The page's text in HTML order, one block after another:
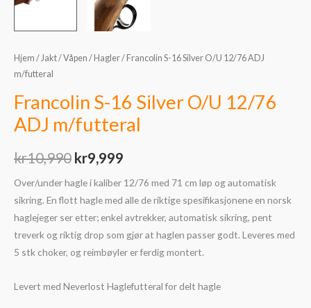
Hjem /Jakt/Våpen / Hagler/ Francolin S-16 Silver O/U 12/76 ADJ
m/futteral
Francolin S-16 Silver O/U 12/76
ADJ m/futteral
kr10,990 kr9,999
Over/under hagle i kaliber 12/76 med 71 cm løp og automatisk
sikring. En flott hagle med alle de riktige spesifikasjonene en norsk
haglejeger ser etter; enkel avtrekker, automatisk sikring, pent
treverk og riktig drop som gjør at haglen passer godt. Leveres med
5 stk choker, og reimbøyler er ferdig montert.
Levert med Neverlost Haglefutteral for delt hagle